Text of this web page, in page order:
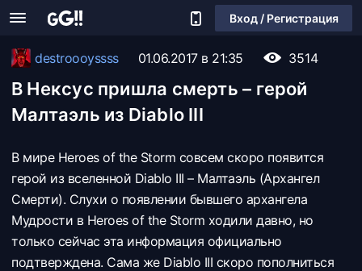
Вход / Регистрация
destroooyssss 01.06.2017 в 21:35 3514
В Нексус пришла смерть – герой
Малтаэль из Diablo III
В мире Heroes of the Storm совсем скоро появится
герой из вселенной Diablo III – Малтаэль (Архангел
Смерти). Слухи о появлении бывшего архангела
Мудрости в Heroes of the Storm ходили давно, но
только сейчас эта информация официально
подтверждена. Сама же Diablo III скоро пополниться